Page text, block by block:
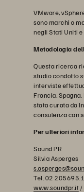
VMware,
sono marchi o
negli Stati Uniti
Metodologia
Questa ricerca
studio condotto
interviste
Francia,
stata curata da
consulenza con
Per ulteriori
Sound PR
Silvia Asperges
Tel. 02 205695.1
www.soundpr.it /